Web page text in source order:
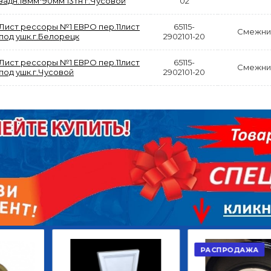
ДИСК СЦЕПЛЕНИЯ
ВЕДОМЫЙ КЛАССИК
2 422,40
В КОРЗИНУ
АКЦИЯ
КРУГ ПОВОРОТНЫЙ
10*12ОТВ., Д.102*86
Г.КАЗАНЬ
29 668,20 Р
В КОРЗИНУ
Лист рессоры №1 ЕВРО пер.11лист
под ушк.г.Белорецк
65115-
2902101-20
Лист рессоры №1 ЕВРО пер.11лист
под ушк.г.Чусовой
65115-
2902101-20
РАСПРОДАЖА